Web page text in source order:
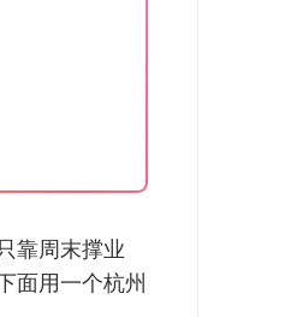
靠周末撑业
面用一个杭州